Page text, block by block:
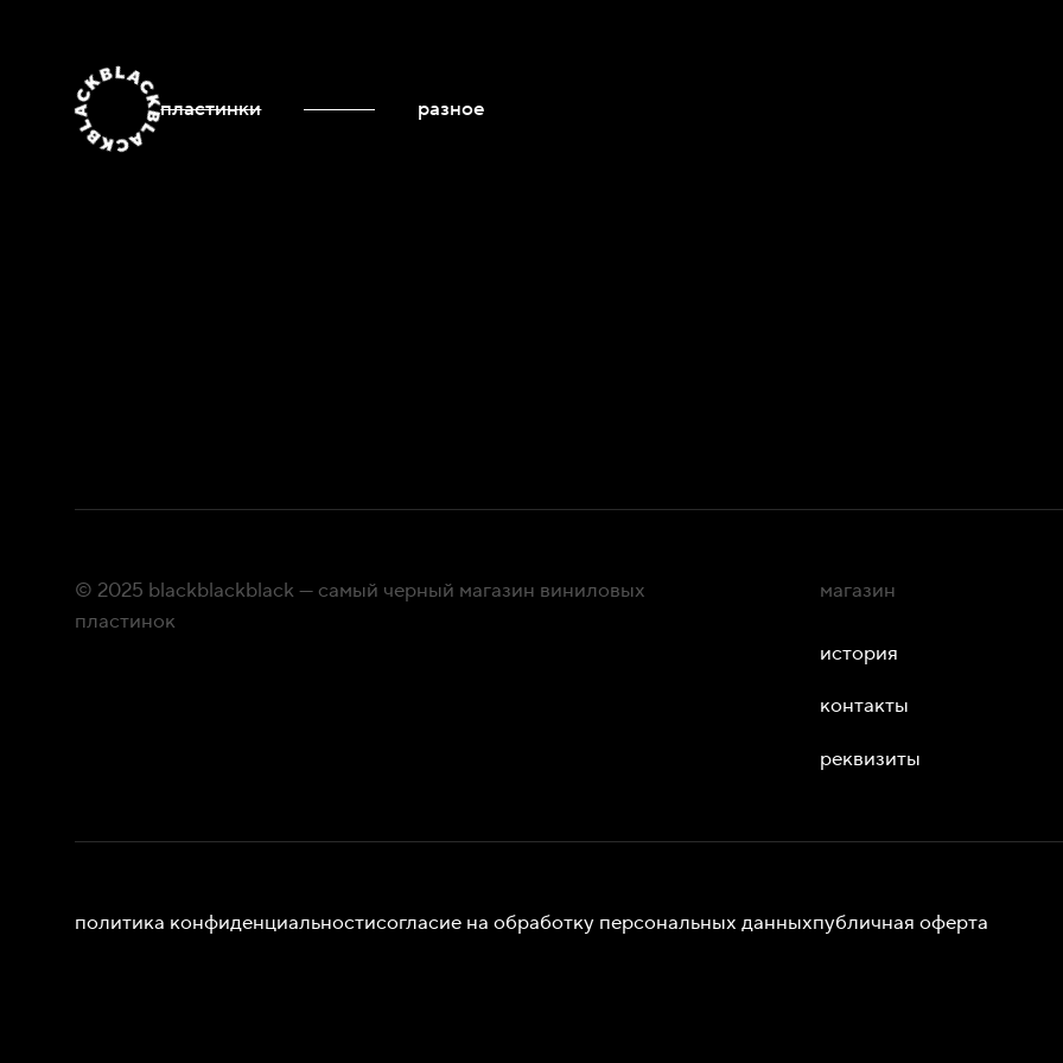
пластинки разное
© 2025 blackblackblack — самый черный магазин виниловых
пластинок
магазин
история
контакты
реквизиты
политика конфиденциальностисогласие на обработку персональных данныхпубличная оферта